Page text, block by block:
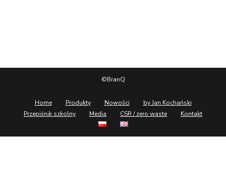
©BranQ
Home Produkty Nowości
by Jan Kochański
Przepiśnik szkolny
Media CSR / zero waste Kontakt